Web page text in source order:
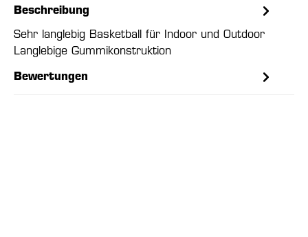
Beschreibung
Sehr langlebig Basketball für Indoor und Outdoor
Langlebige Gummikonstruktion
Bewertungen